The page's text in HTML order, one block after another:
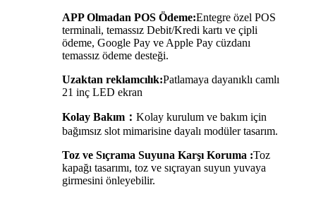
APP Olmadan POS Ödeme:Entegre özel POS
terminali, temassız Debit/Kredi kartı ve çipli
ödeme, Google Pay ve Apple Pay cüzdanı
temassız ödeme desteği.
Uzaktan reklamcılık:Patlamaya dayanıklı camlı
21 inç LED ekran
Kolay Bakım： Kolay kurulum ve bakım için
bağımsız slot mimarisine dayalı modüler tasarım.
Toz ve Sıçrama Suyuna Karşı Koruma :Toz
kapağı tasarımı, toz ve sıçrayan suyun yuvaya
girmesini önleyebilir.